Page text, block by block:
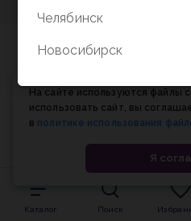
Каталог Поиск
На сайте используются файлы
использовать сайт, вы
в политике использования
Я
Челябинск
Новосибирск